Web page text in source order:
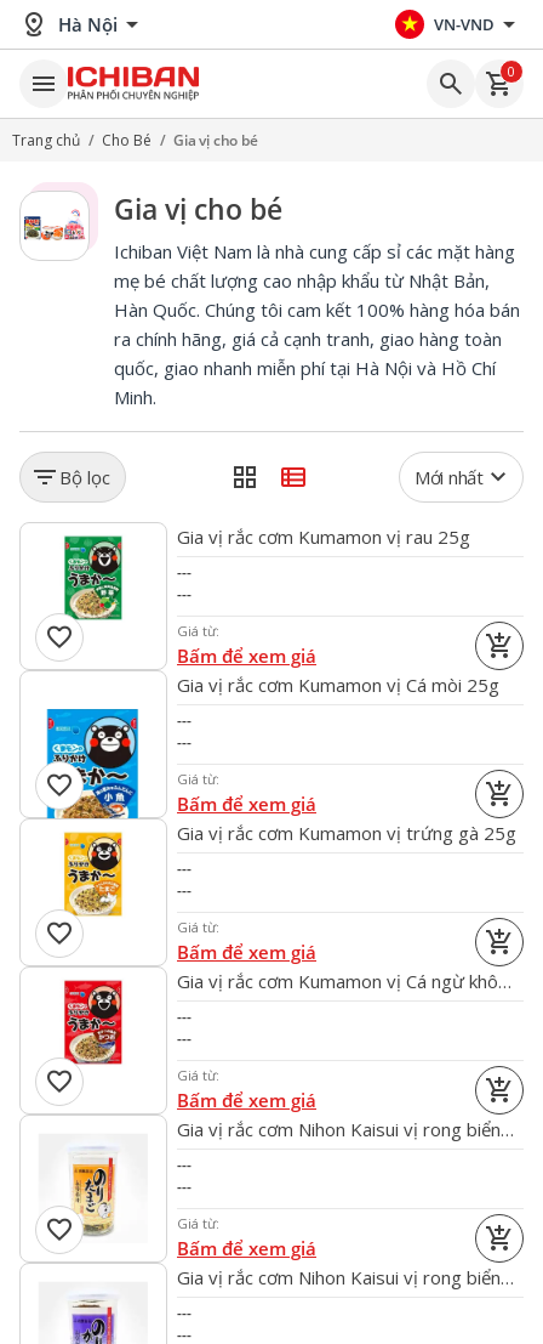
distance Hà Nội arrow_drop_down VN-VND arrow_drop_down
menu
search shopping_cart
0
Trang chủ / Cho Bé / Gia vị cho bé
Gia vị cho bé
Ichiban Việt Nam là nhà cung cấp sỉ các mặt hàng
mẹ bé chất lượng cao nhập khẩu từ Nhật Bản,
Hàn Quốc. Chúng tôi cam kết 100% hàng hóa bán
ra chính hãng, giá cả cạnh tranh, giao hàng toàn
quốc, giao nhanh miễn phí tại Hà Nội và Hồ Chí
Minh.
filter_list Bộ lọc grid_view view_list Mới nhất keyboard_arrow_down
favorite
Gia vị rắc cơm Kumamon vị rau 25g
---
---
Giá từ:
Bấm để xem giá add_shopping_cart
favorite
Gia vị rắc cơm Kumamon vị Cá mòi 25g
---
---
Giá từ:
Bấm để xem giá add_shopping_cart
favorite
Gia vị rắc cơm Kumamon vị trứng gà 25g
---
---
Giá từ:
Bấm để xem giá add_shopping_cart
favorite
Gia vị rắc cơm Kumamon vị Cá ngừ khô
---
---
Giá từ:
Bấm để xem giá add_shopping_cart
favorite
Gia vị rắc cơm Nihon Kaisui vị rong biển
---
---
Giá từ:
Bấm để xem giá add_shopping_cart
favorite
Gia vị rắc cơm Nihon Kaisui vị rong biển
---
---